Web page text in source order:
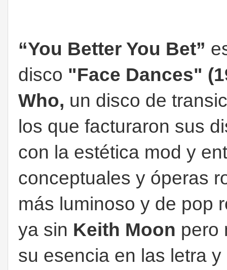
“You Better You Bet”
disco "Face Dances"
Who, un disco de
los que facturaron sus
con la estética mod y
conceptuales y óperas
más luminoso y de pop
ya sin Keith Moon pero
su esencia en las letra